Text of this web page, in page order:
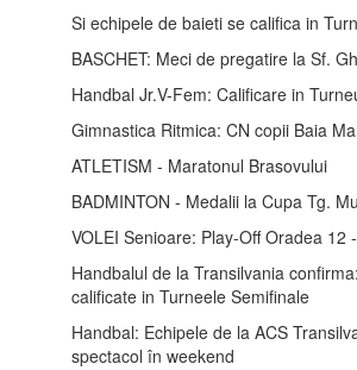
Si echipele de baieti se califica in
BASCHET: Meci de pregatire la Sf.
Handbal Jr.V-Fem: Calificare in
Gimnastica Ritmica: CN copii Baia
ATLETISM - Maratonul Brasovului
BADMINTON - Medalii la Cupa Tg.
VOLEI Senioare: Play-Off Oradea 12
Handbalul de la Transilvania
calificate in Turneele Semifinale
Handbal: Echipele de la ACS
spectacol în weekend